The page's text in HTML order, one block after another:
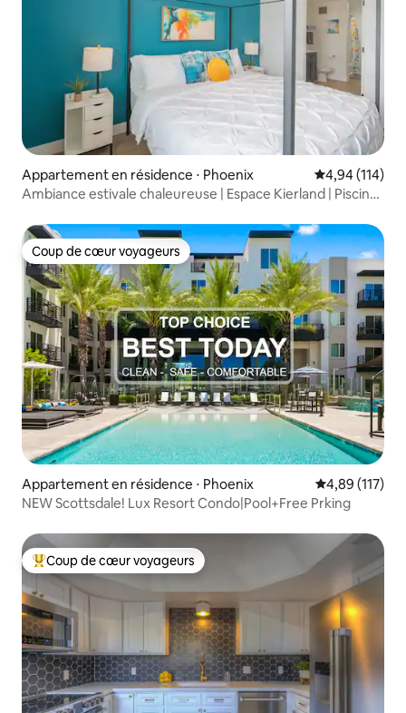
Appartement en résidence ⋅ Phoenix Évaluation
4,94 (114)
Ambiance estivale chaleureuse | Espace Kierland | Piscine
Coup de cœur voyageurs
Coup de cœur voyageurs
Appartement en résidence ⋅ Phoenix Évaluation
4,89 (117)
NEW Scottsdale! Lux Resort Condo|Pool+Free Prking
Coups de cœur voyageurs les plus appréciés
Coup de cœur voyageurs